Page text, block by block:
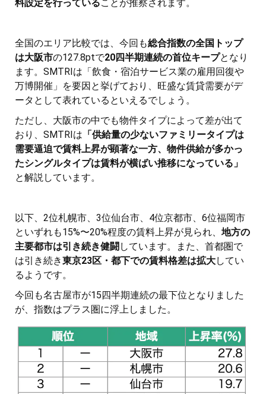
料設定を行っていることが推察されます。
全国のエリア比較では、今回も総合指数の全国トップ
は大阪市の127.8ptで20四半期連続の首位キープとなり
ます。SMTRIは「飲食・宿泊サービス業の雇用回復や
万博開催」を要因と挙げており、旺盛な賃貸需要がデ
ータとして表れているといえるでしょう。
ただし、大阪市の中でも物件タイプによって差が出て
おり、SMTRIは 「供給量の少ないファミリータイプは
需要逼迫で賃料上昇が顕著な一方、物件供給が多かっ
たシングルタイプは賃料が横ばい推移になっている」
と解説しています。
以下、2位札幌市、3位仙台市、4位京都市、6位福岡市
といずれも15%〜20%程度の賃料上昇が見られ、 地方の
主要都市は引き続き健闘 しています。また、首都圏で
は引き続き東京23区・都下での賃料格差は拡大してい
るようです。
今回も名古屋市が15四半期連続の最下位となりました
が、指数はプラス圏に浮上しました。